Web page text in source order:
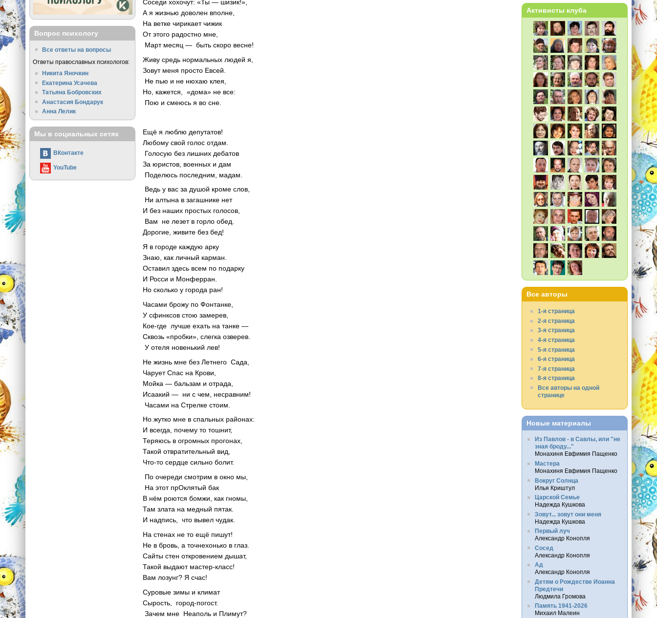
Соседи хохочут: «Ты — шизик!»,
А я жизнью доволен вполне,
На ветке чирикает чижик
От этого радостно мне,
Март месяц — быть скоро весне!
Живу средь нормальных людей я,
Зовут меня просто Евсей.
Не пью и не нюхаю клея,
Но, кажется, «дома» не все:
Пою и смеюсь я во сне.
Ещё я люблю депутатов!
Любому свой голос отдам.
Голосую без лишних дебатов
За юристов, военных и дам
Поделюсь последним, мадам.
Ведь у вас за душой кроме слов,
Ни алтына в загашнике нет
И без наших простых голосов,
Вам не лезет в горло обед.
Дорогие, живите без бед!
Я в городе каждую арку
Знаю, как личный карман.
Оставил здесь всем по подарку
И Росси и Монферран.
Но сколько у города ран!
Часами брожу по Фонтанке,
У сфинксов стою замерев,
Кое-где лучше ехать на танке —
Сквозь «пробки», слегка озверев.
У отеля новенький лев!
Не жизнь мне без Летнего Сада,
Чарует Спас на Крови,
Мойка — бальзам и отрада,
Исаакий — ни с чем, несравним!
Часами на Стрелке стоим.
Но жутко мне в спальных районах:
И всегда, почему то тошнит,
Теряюсь в огромных прогонах,
Такой отвратительный вид,
Что-то сердце сильно болит.
По очереди смотрим в окно мы,
На этот прОклятый бак
В нём роются бомжи, как гномы,
Там злата на медный пятак.
И надпись, что вывел чудак.
На стенах не то ещё пишут!
Не в бровь, а точнехонько в глаз.
Сайты стен откровением дышат,
Такой выдают мастер-класс!
Вам лозунг? Я счас!
Суровые зимы и климат
Сырость, город-погост.
Зачем мне Неаполь и Плимут?
Вопрос психологу
Все ответы на вопросы
Ответы православных психологов:
Никита Яночкин
Екатерина Усачева
Татьяна Бобровских
Анастасия Бондарук
Анна Лелик
Мы в социальных сетях
ВКонтакте
YouTube
Активисты клуба
Все авторы
1-я страница
2-я страница
3-я страница
4-я страница
5-я страница
6-я страница
7-я страница
8-я страница
Все авторы на одной
странице
Новые материалы
Из Павлов - в Савлы, или "не
зная броду..."
Монахиня Евфимия Пащенко
Мастера
Монахиня Евфимия Пащенко
Вокруг Солнца
Илья Криштул
Царской Семье
Надежда Кушкова
Зовут... зовут они меня
Надежда Кушкова
Первый луч
Александр Конопля
Сосед
Александр Конопля
Ад
Александр Конопля
Детям о Рождестве Иоанна
Предтечи
Людмила Громова
Память 1941-2026
Михаил Малеин